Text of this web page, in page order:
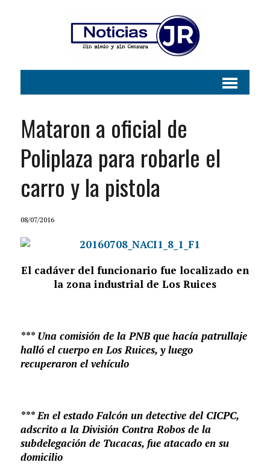
Mataron a oficial de
Poliplaza para robarle el
carro y la pistola
08/07/2016
El cadáver del funcionario fue localizado en
la zona industrial de Los Ruices
*** Una comisión de la PNB que hacía patrullaje
halló el cuerpo en Los Ruices, y luego
recuperaron el vehículo
*** En el estado Falcón un detective del CICPC,
adscrito a la División Contra Robos de la
subdelegación de Tucacas, fue atacado en su
domicilio